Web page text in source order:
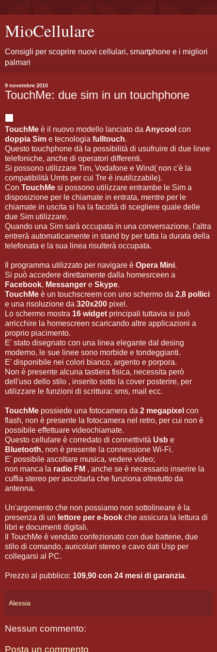
MioCellulare
Consigli per scoprire nuovi cellulari, smartphone e i migliori
palmari
9 novembre 2010
TouchMe: due sim in un touchphone
TouchMe è il nuovo modello lanciato da Anycool con
doppia Sim e tecnologia fulltouch.
Questo touchphone dà la possibilità di usufruire di due linee
telefoniche, anche di operatori differenti.
Si possono utilizzare Tim, Vodafone e Wind( non c'è la
compatibilità Umts per cui Tre è inutilizzabile).
Con TouchMe si possono utilizzare entrambe le Sim a
disposizione per le chiamate in entrata, mentre per le
chiamate in uscita si ha la facoltà di scegliere quale delle
due Sim utilizzare.
Quando una Sim sarà occupata in una conversazione, l'altra
entrerà automaticamente in stand by per tutta la durata della
telefonata e la sua linea risulterà occupata.
Il programma utilizzato per navigare è Opera Mini.
Si può accedere direttamente dalla homesrceen a
Facebook, Messanger e Skype.
TouchMe è un touchscreem con uno schermo da 2,8 pollici
e una risoluzione da 320x200 pixel.
Lo schermo mostra 16 widget principali tuttavia si può
arricchire la homescreen scaricando altre applicazioni a
proprio piacimento.
E' stato disegnato con una linea elegante dal desing
moderno, le sue linee sono morbide e tondeggianti.
E' disponibile nei colori bianco, argento e porpora.
Non è presente alcuna tastiera fisica, necessita però
dell'uso dello stilo , inserito sotto la cover posterire, per
utilizzare le funzioni di scrittura: sms, mail ecc.
TouchMe possiede una fotocamera da 2 megapixel con
flash, non è presente la fotocamera nel retro, per cui non è
possibile effettuare videochiamate.
Questo cellulare è corredato di connettività Usb e
Bluetooth, non è presente la connessione Wi-Fi.
E' possibile ascoltare musica, vedere video;
non manca la radio FM , anche se è necessario inserire la
cuffia stereo per ascoltarla che funziona oltretutto da
antenna.
Un'argomento che non possiamo non sottolineare è la
presenza di un lettore per e-book che assicura la lettura di
libri e documenti digitali.
Il TouchMe è venduto confezionato con due batterie, due
stilo di comando, auricolari stereo e cavo dati Usp per
collegarsi al PC.
Prezzo al pubblico: 109,90 con 24 mesi di garanzia.
Alessia
Nessun commento:
Posta un commento